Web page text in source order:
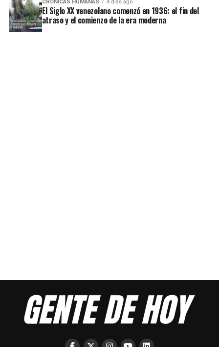
CRÓNICAS HUMANAS 4 días ago
El Siglo XX venezolano comenzó en 1936: el fin del
atraso y el comienzo de la era moderna